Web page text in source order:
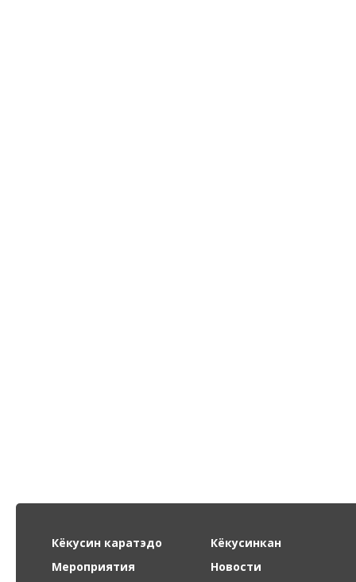
Кёкусин каратэдо
Кёкусинкан
Мероприятия
Новости